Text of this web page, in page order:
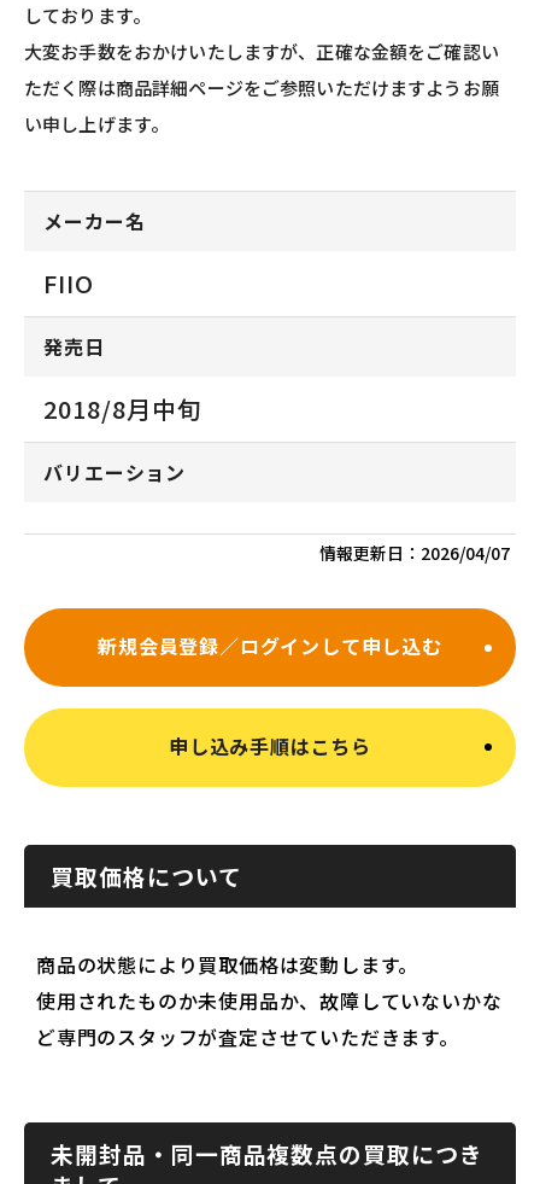
しております。
大変お手数をおかけいたしますが、正確な金額をご確認い
ただく際は商品詳細ページをご参照いただけますようお願
い申し上げます。
メーカー名
FIIO
発売日
2018/8月中旬
バリエーション
情報更新日： 2026/04/07
新規会員登録／ログインして申し込む
申し込み手順はこちら
買取価格について
商品の状態により買取価格は変動します。
使用されたものか未使用品か、故障していないかな
ど専門のスタッフが査定させていただきます。
未開封品・同一商品複数点の買取につき